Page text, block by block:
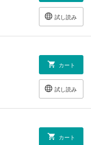
試し読み
カート
試し読み
カート